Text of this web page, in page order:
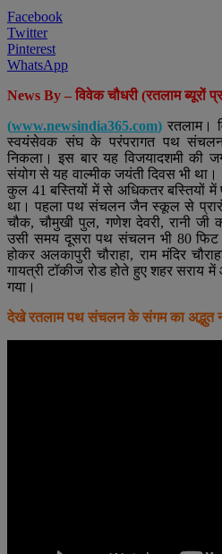
Facebook
Twitter
Pinterest
WhatsApp
News By – विवेक चौधरी (रतलाम ब्यूरों
(www.newsindia365.com) रतलाम।
स्वयंसेवक संघ के परंपरागत पथ संचलन
निकला। इस बार यह विजयादशमी की
संयोग से यह वाल्मीक जयंती दिवस भी
कुल 41 बस्तियों में से अधिकतर बस्तियों में
था। पहला पथ संचलन जैन स्कूल से
चौक, चौमुखी पुल, गणेश देवरी, रानी जी
उसी समय दूसरा पथ संचलन भी 80 फिट
होकर अलकापुरी चौराहा, राम मंदिर
गायत्री टॉकीज रोड होते हुए शहर
गया।
देखे रतलाम पथ संचलन के संगम का अद्भुत